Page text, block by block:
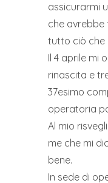
assicurarmi
che
tutto ciò che
Il 4 aprile mi
rinascita e
37esimo
operatoria
Al mio
me che mi
bene.
In sede di